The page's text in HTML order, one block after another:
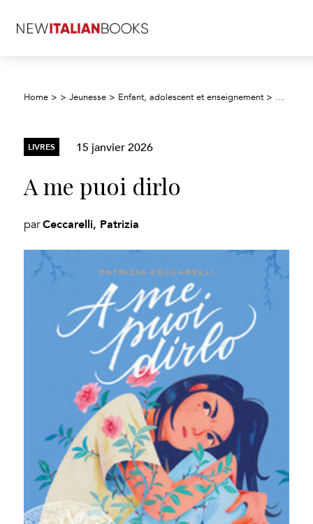
Home > >Jeunesse > Enfant, adolescent et enseignement > Fiction
LIVRES 15 janvier 2026
A me puoi dirlo
parCeccarelli, Patrizia